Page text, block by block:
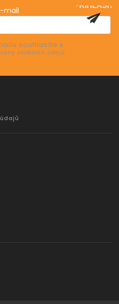
mail
souhlasíte s
osobních údajů
PŘIHLÁSIT